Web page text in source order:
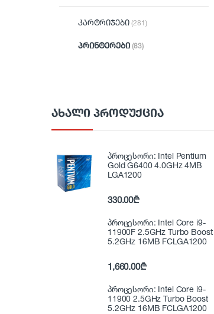
კარტრიჯები(281)
პრინტერები(83)
ᲐᲮᲐᲚᲘ ᲞᲠᲝᲓᲣᲥᲪᲘᲐ
პროცესორი: Intel Pentium
Gold G6400 4.0GHz 4MB
LGA1200
330.00₾
პროცესორი: Intel Core i9-
11900F 2.5GHz Turbo Boost
5.2GHz 16MB FCLGA1200
1,660.00₾
პროცესორი: Intel Core i9-
11900 2.5GHz Turbo Boost
5.2GHz 16MB FCLGA1200